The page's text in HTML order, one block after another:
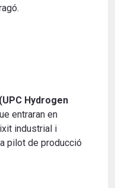
Hydrogen
entraran en
industrial i
pilot de producció